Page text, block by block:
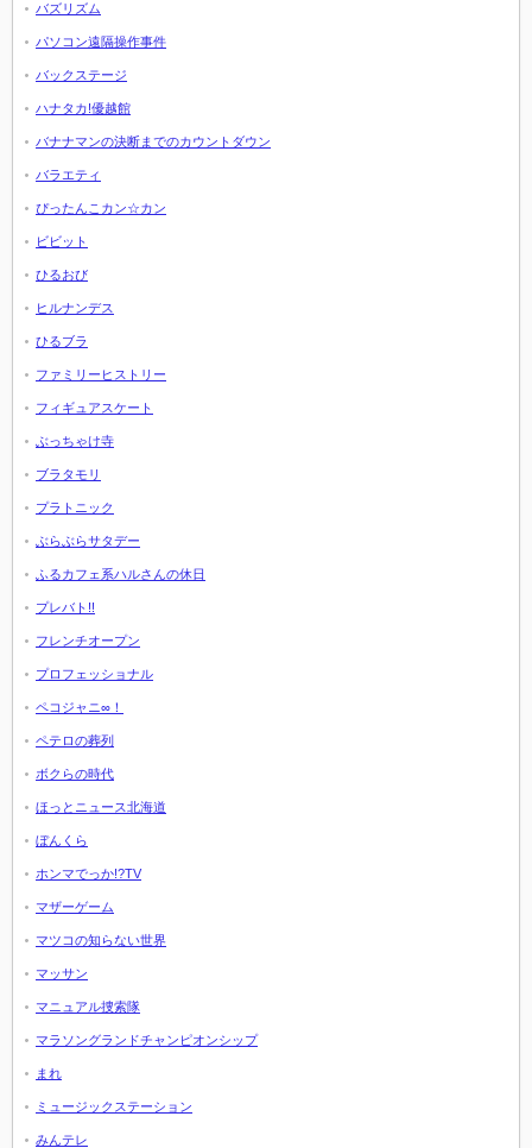
バズリズム
パソコン遠隔操作事件
バックステージ
ハナタカ!優越館
バナナマンの決断までのカウントダウン
バラエティ
ぴったんこカン☆カン
ビビット
ひるおび
ヒルナンデス
ひるブラ
ファミリーヒストリー
フィギュアスケート
ぶっちゃけ寺
ブラタモリ
プラトニック
ぶらぶらサタデー
ふるカフェ系ハルさんの休日
プレバト!!
フレンチオープン
プロフェッショナル
ペコジャニ∞！
ペテロの葬列
ボクらの時代
ほっとニュース北海道
ぼんくら
ホンマでっか!?TV
マザーゲーム
マツコの知らない世界
マッサン
マニュアル捜索隊
マラソングランドチャンピオンシップ
まれ
ミュージックステーション
みんテレ